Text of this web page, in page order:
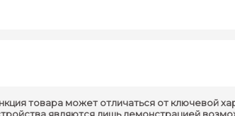
товара может отличаться от ключевой